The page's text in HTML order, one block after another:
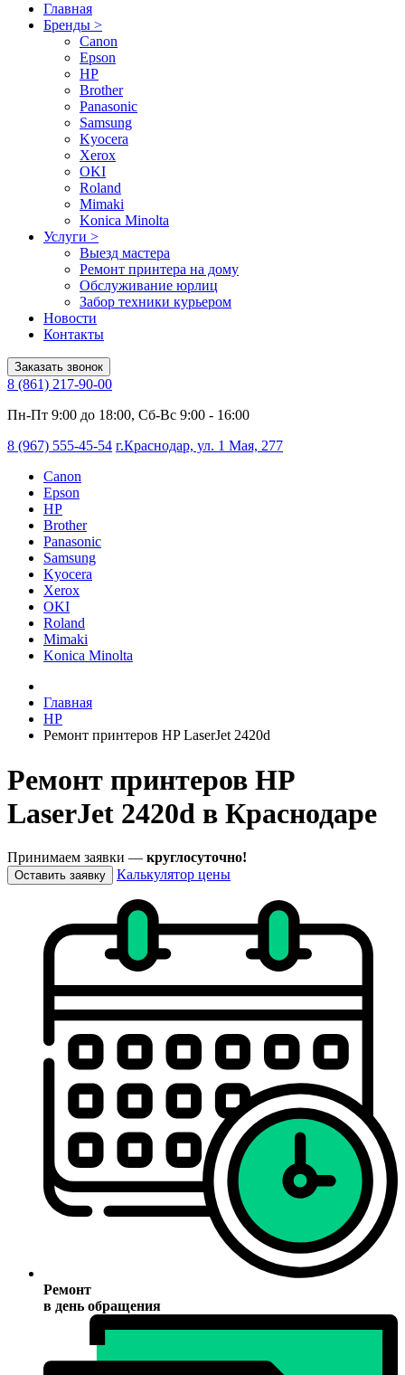
Главная
Бренды >
Canon
Epson
HP
Brother
Panasonic
Samsung
Kyocera
Xerox
OKI
Roland
Mimaki
Konica Minolta
Услуги >
Выезд мастера
Ремонт принтера на дому
Обслуживание юрлиц
Забор техники курьером
Новости
Контакты
Заказать звонок
8 (861) 217-90-00
Пн-Пт 9:00 до 18:00, Сб-Вс 9:00 - 16:00
8 (967) 555-45-54 г.Краснодар, ул. 1 Мая, 277
Canon
Epson
HP
Brother
Panasonic
Samsung
Kyocera
Xerox
OKI
Roland
Mimaki
Konica Minolta
Главная
HP
Ремонт принтеров HP LaserJet 2420d
Ремонт принтеров HP
LaserJet 2420d в Краснодаре
Принимаем заявки — круглосуточно!
Оставить заявку Калькулятор цены
Ремонт
в день обращения